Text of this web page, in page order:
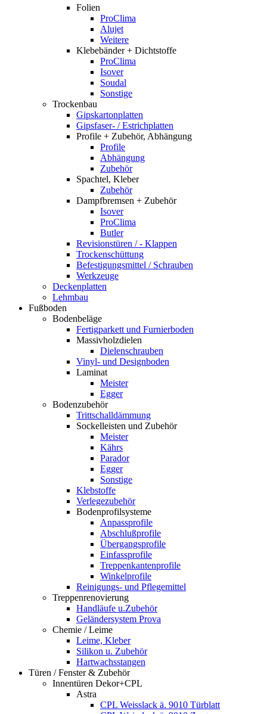
Folien
ProClima
Alujet
Weitere
Klebebänder + Dichtstoffe
ProClima
Isover
Soudal
Sonstige
Trockenbau
Gipskartonplatten
Gipsfaser- / Estrichplatten
Profile + Zubehör, Abhängung
Profile
Abhängung
Zubehör
Spachtel, Kleber
Zubehör
Dampfbremsen + Zubehör
Isover
ProClima
Butler
Revisionstüren / - Klappen
Trockenschüttung
Befestigungsmittel / Schrauben
Werkzeuge
Deckenplatten
Lehmbau
Fußboden
Bodenbeläge
Fertigparkett und Furnierboden
Massivholzdielen
Dielenschrauben
Vinyl- und Designboden
Laminat
Meister
Egger
Bodenzubehör
Trittschalldämmung
Sockelleisten und Zubehör
Meister
Kährs
Parador
Egger
Sonstige
Klebstoffe
Verlegezubehör
Bodenprofilsysteme
Anpassprofile
Abschlußprofile
Übergangsprofile
Einfassprofile
Treppenkantenprofile
Winkelprofile
Reinigungs- und Pflegemittel
Treppenrenovierung
Handläufe u.Zubehör
Geländersystem Prova
Chemie / Leime
Leime, Kleber
Silikon u. Zubehör
Hartwachsstangen
Türen / Fenster & Zubehör
Innentüren Dekor+CPL
Astra
CPL Weisslack ä. 9010 Türblatt